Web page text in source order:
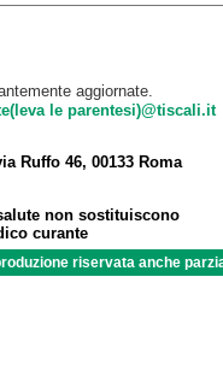
aggiornate.
le parentesi)@tiscali.it
Ruffo 46, 00133 Roma
non sostituiscono
curante
riservata anche